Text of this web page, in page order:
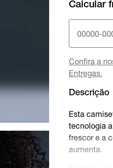
Calcular
Confira a
Entregas.
Descrição
Esta
tecnologia
frescor e a
aumenta.